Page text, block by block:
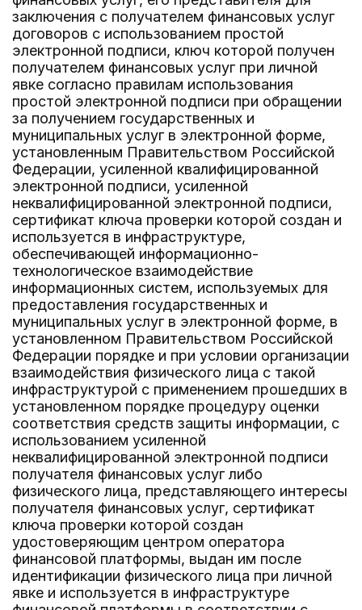
заключения с получателем финансовых услуг
договоров с использованием простой
электронной подписи, ключ которой получен
получателем финансовых услуг при личной
явке согласно правилам использования
простой электронной подписи при обращении
за получением государственных и
муниципальных услуг в электронной форме,
установленным Правительством Российской
Федерации, усиленной квалифицированной
электронной подписи, усиленной
неквалифицированной электронной подписи,
сертификат ключа проверки которой создан и
используется в инфраструктуре,
обеспечивающей информационно-
технологическое взаимодействие
информационных систем, используемых для
предоставления государственных и
муниципальных услуг в электронной форме, в
установленном Правительством Российской
Федерации порядке и при условии организации
взаимодействия физического лица с такой
инфраструктурой с применением прошедших в
установленном порядке процедуру оценки
соответствия средств защиты информации, с
использованием усиленной
неквалифицированной электронной подписи
получателя финансовых услуг либо
физического лица, представляющего интересы
получателя финансовых услуг, сертификат
ключа проверки которой создан
удостоверяющим центром оператора
финансовой платформы, выдан им после
идентификации физического лица при личной
явке и используется в инфраструктуре